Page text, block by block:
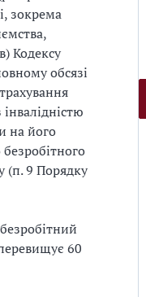
зокрема
Кодексу
обсязі
на його
(п. 9 Порядку
60